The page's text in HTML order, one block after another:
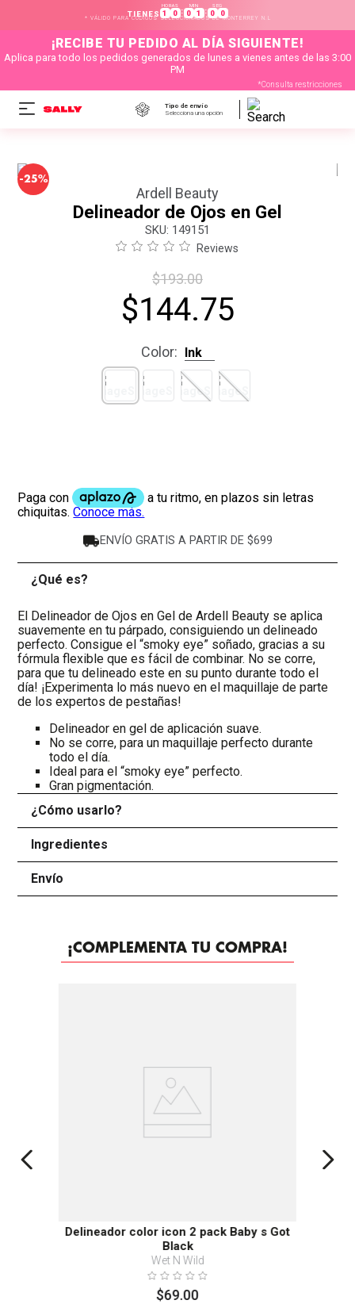
TIENES
HORAS
1 0 :
MIN
0 1 :
SEG
0 0
* VÁLIDO PARA CÓDIGOS SELECCIONADOS DE MONTERREY N.L
¡RECIBE TU PEDIDO AL DÍA SIGUIENTE!
Aplica para todo los pedidos generados de lunes a vienes antes de las 3:00
PM
*Consulta restricciones
Tipo de envío
Selecciona una opción
-25%
Ardell Beauty
Delineador de Ojos en Gel
: 149151
Reviews
$193.00
$144.75
Color: Ink
ENVÍO GRATIS A PARTIR DE $699
¿Qué es?
El Delineador de Ojos en Gel de Ardell Beauty se aplica
suavemente en tu párpado, consiguiendo un delineado
perfecto. Consigue el “smoky eye” soñado, gracias a su
fórmula flexible que es fácil de combinar. No se corre,
para que tu delineado este en su punto durante todo el
día! ¡Experimenta lo más nuevo en el maquillaje de parte
de los expertos de pestañas!
Delineador en gel de aplicación suave.
No se corre, para un maquillaje perfecto durante
todo el día.
Ideal para el “smoky eye” perfecto.
Gran pigmentación.
¿Cómo usarlo?
Ingredientes
Envío
¡COMPLEMENTA TU COMPRA!
Delineador color icon 2 pack Baby s Got
Black
Wet N Wild
$69.00